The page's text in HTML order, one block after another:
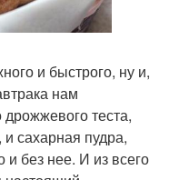
и быстрого, ну и,
нам
дрожжевого теста,
сахарная пудра,
без нее. И из всего